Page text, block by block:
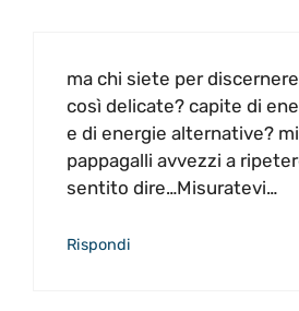
ma chi siete per
così delicate? capite di
e di energie alternative?
pappagalli avvezzi a
sentito dire…Misuratevi…
Rispondi